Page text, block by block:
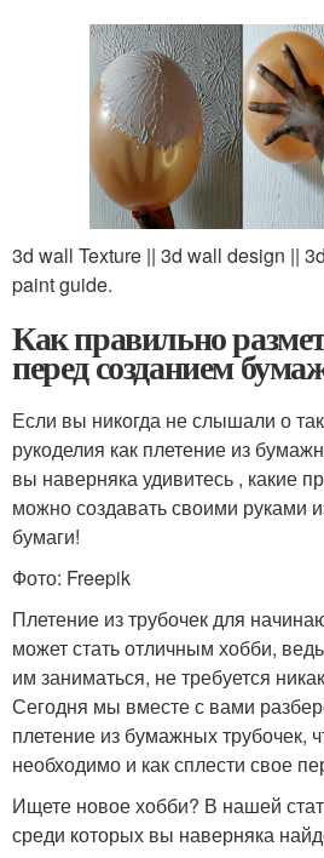
3d wall Texture || 3d wall design ||
paint guide.
Как правильно
перед созданием
Если вы никогда не слышали о
рукоделия как плетение из
вы наверняка удивитесь , какие
можно создавать своими руками
бумаги!
Фото: Freepik
Плетение из трубочек для
может стать отличным хобби,
им заниматься, не требуется
Сегодня мы вместе с вами
плетение из бумажных трубочек,
необходимо и как сплести свое
Ищете новое хобби? В нашей
среди которых вы наверняка